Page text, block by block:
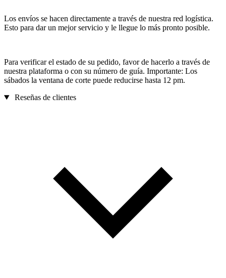
Los envíos se hacen directamente a través de nuestra red logística.
Esto para dar un mejor servicio y le llegue lo más pronto posible.
Para verificar el estado de su pedido, favor de hacerlo a través de
nuestra plataforma o con su número de guía. Importante: Los
sábados la ventana de corte puede reducirse hasta 12 pm.
Reseñas de clientes